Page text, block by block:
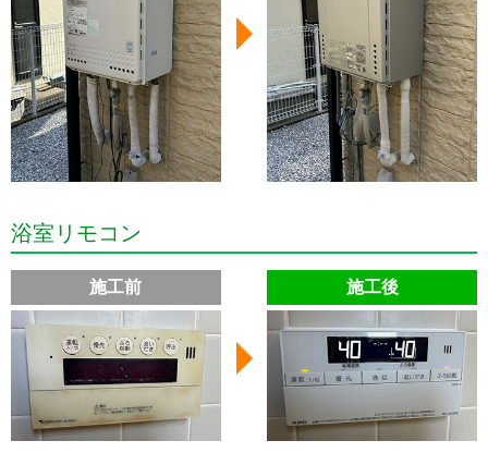
浴室リモコン
施工前 施工後